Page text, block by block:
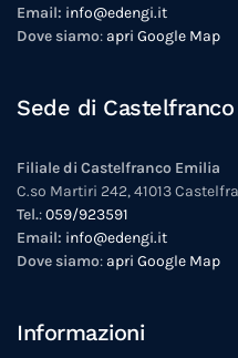
Email: info@edengi.it
Dove siamo: apri Google Map
Sede di Castelfranco
Filiale di Castelfranco Emilia
C.so Martiri 242, 41013
Tel.:059/923591
Email: info@edengi.it
Dove siamo: apri Google Map
Informazioni